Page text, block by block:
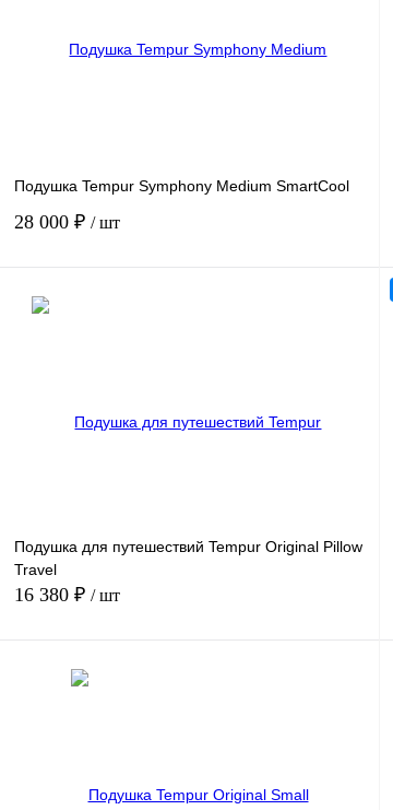
Подушка Tempur Symphony Medium SmartCool
28 000 ₽ / шт
наличии
Подушка для путешествий Tempur Original Pillow
Travel
16 380 ₽ / шт
наличии